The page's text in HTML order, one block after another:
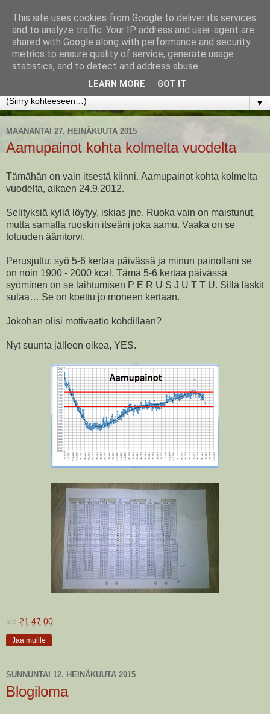
www.jyrkikokko.fi
Uusi Suunta - Jokainen hetki tarjoaa tilaisuuden muuttaa
▼
MAANANTAI 27. HEINÄKUUTA 2015
Aamupainot kohta kolmelta vuodelta
Tämähän on vain itsestä kiinni. Aamupainot kohta kolmelta
vuodelta, alkaen 24.9.2012.
Selityksiä kyllä löytyy, iskias jne. Ruoka vain on maistunut,
mutta samalla ruoskin itseäni joka aamu. Vaaka on se
totuuden äänitorvi.
Perusjuttu: syö 5-6 kertaa päivässä ja minun painollani se
on noin 1900 - 2000 kcal. Tämä 5-6 kertaa päivässä
syöminen on se laihtumisen P E R U S J U T T U. Sillä läskit
sulaa… Se on koettu jo moneen kertaan.
Jokohan olisi motivaatio kohdillaan?
Nyt suunta jälleen oikea, YES.
klo 21.47.00
Jaa muille
SUNNUNTAI 12. HEINÄKUUTA 2015
Blogiloma
This site uses cookies from Google to deliver its services
and to analyze traffic. Your IP address and user-agent are
shared with Google along with performance and security
metrics to ensure quality of service, generate usage
statistics, and to detect and address abuse.
LEARN MORE GOT IT